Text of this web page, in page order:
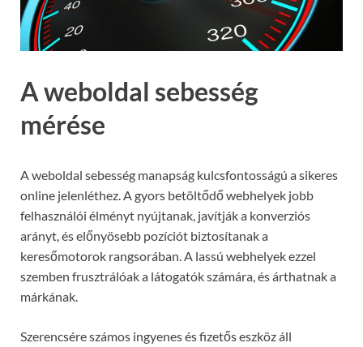
A weboldal sebesség
mérése
A weboldal sebesség manapság kulcsfontosságú a sikeres
online jelenléthez. A gyors betöltődő webhelyek jobb
felhasználói élményt nyújtanak, javítják a konverziós
arányt, és előnyösebb pozíciót biztosítanak a
keresőmotorok rangsorában. A lassú webhelyek ezzel
szemben frusztrálóak a látogatók számára, és árthatnak a
márkának.
Szerencsére számos ingyenes és fizetős eszköz áll